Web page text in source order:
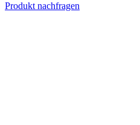
Produkt nachfragen